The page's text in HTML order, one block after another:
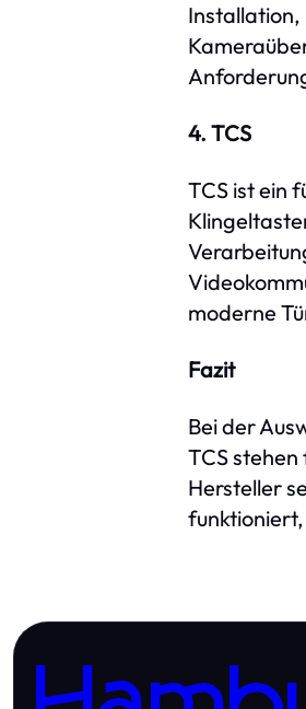
Installation,
4. TCS
TCS ist ein
moderne
Fazit
Bei der
TCS
Hersteller